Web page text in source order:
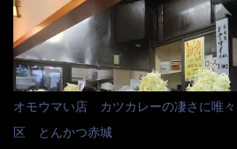
桶は、銭湯で使う洗い桶サイズだなぁ～
と湯が注がれていたら食べ進むうちに
う。 これなら茹で上がった直後のまま
いか！ 別皿で、葱と天かすを満タンに
れに湯が無い利点として、汁が薄まら
れ！！ 湯があると、うどんと共に汁の
う。つまりラーメンの麺にスープが絡む
るかと・・・小生もお中元やお歳暮など
パリ） まぁ～この慣習が残っているの
士（昇進目的）などの世界でしょう。
感じかな。 丸亀製麺と云えば、大阪誕
は？）へ広がった、讃岐饂飩チェーン
無いでしょう。 各店舗で、毎日饂飩を
方には店舗に寄って違う！と云う人も居
オモウマい店 カツカレーの凄さに唯
区 とんかつ赤城